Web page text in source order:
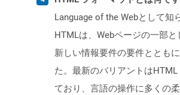
Language of the Webとして知
HTMLは、Webページの一部と
新しい情報要件の要件ととも
た。最新のバリアントは
ており、言語の操作に多くの